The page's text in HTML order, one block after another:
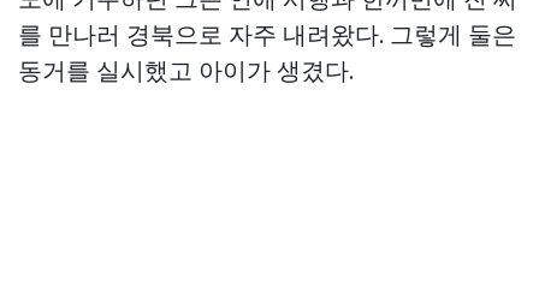
를 만나러 경북으로 자주 내려왔다. 그렇게 둘은
동거를 실시했고 아이가 생겼다.